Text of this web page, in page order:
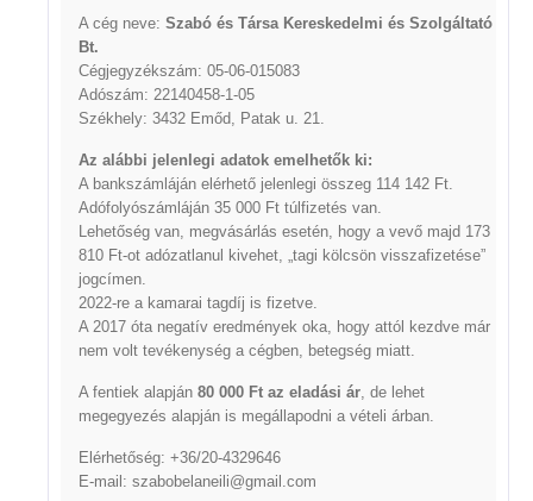
A cég neve: Szabó és Társa Kereskedelmi és Szolgáltató
Bt.
Cégjegyzékszám: 05-06-015083
Adószám: 22140458-1-05
Székhely: 3432 Emőd, Patak u. 21.
Az alábbi jelenlegi adatok emelhetők ki:
A bankszámláján elérhető jelenlegi összeg 114 142 Ft.
Adófolyószámláján 35 000 Ft túlfizetés van.
Lehetőség van, megvásárlás esetén, hogy a vevő majd 173
810 Ft-ot adózatlanul kivehet, „tagi kölcsön visszafizetése”
jogcímen.
2022-re a kamarai tagdíj is fizetve.
A 2017 óta negatív eredmények oka, hogy attól kezdve már
nem volt tevékenység a cégben, betegség miatt.
A fentiek alapján 80 000 Ft az eladási ár, de lehet
megegyezés alapján is megállapodni a vételi árban.
Elérhetőség: +36/20-4329646
E-mail: szabobelaneili@gmail.com